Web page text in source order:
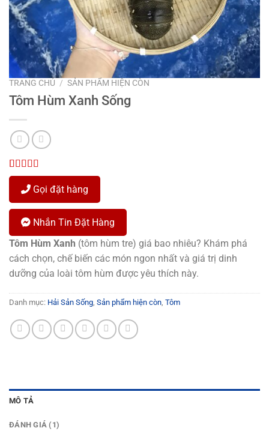
TRANG CHỦ / SẢN PHẨM HIỆN CÒN
Tôm Hùm Xanh Sống
5.00trên 5
dựa trên
1
đánh giá
Gọi đặt hàng
Nhắn Tin Đặt Hàng
Tôm Hùm Xanh (tôm hùm tre) giá bao nhiêu? Khám phá
cách chọn, chế biến các món ngon nhất và giá trị dinh
dưỡng của loài tôm hùm được yêu thích này.
Danh mục: Hải Sản Sống, Sản phẩm hiện còn, Tôm
MÔ TẢ
ĐÁNH GIÁ (1)